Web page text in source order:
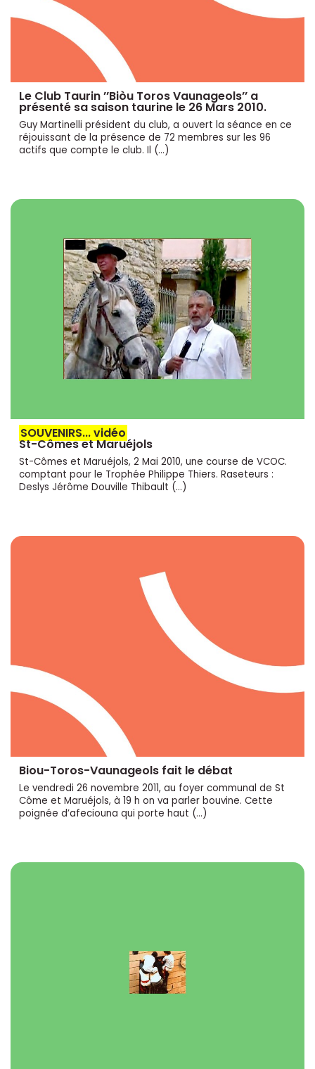
Le Club Taurin ’’Biòu Toros Vaunageols’’ a
présenté sa saison taurine le 26 Mars 2010.
Guy Martinelli président du club, a ouvert la séance en ce
réjouissant de la présence de 72 membres sur les 96
actifs que compte le club. Il (…)
SOUVENIRS... vidéo
St-Cômes et Maruéjols
St-Cômes et Maruéjols, 2 Mai 2010, une course de VCOC.
comptant pour le Trophée Philippe Thiers. Raseteurs :
Deslys Jérôme Douville Thibault (…)
Biou-Toros-Vaunageols fait le débat
Le vendredi 26 novembre 2011, au foyer communal de St
Côme et Maruéjols, à 19 h on va parler bouvine. Cette
poignée d’afeciouna qui porte haut (…)